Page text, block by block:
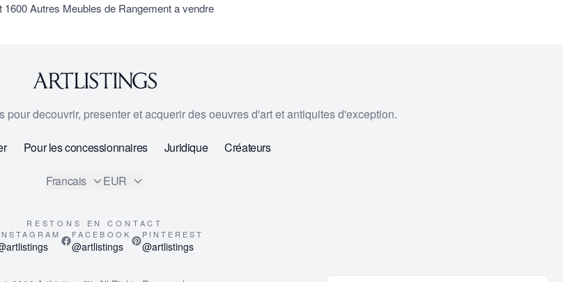
1600 Autres Meubles de Rangement a vendre
decouvrir, presenter et acquerir des oeuvres d'art et antiquites d'exception.
Pour les concessionnaires Juridique Créateurs
Francais EUR
RESTONS EN CONTACT
FACEBOOK
@artlistings
PINTEREST
@artlistings